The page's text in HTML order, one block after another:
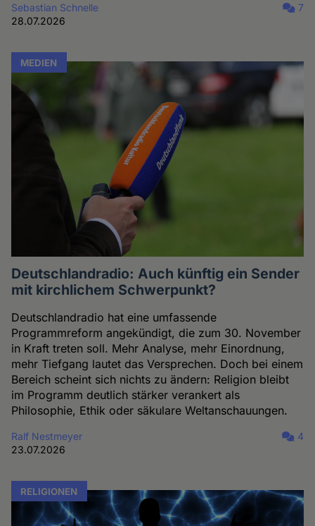
Sebastian Schnelle
28.07.2026
7
MEDIEN
Deutschlandradio: Auch künftig ein Sender
mit kirchlichem Schwerpunkt?
Deutschlandradio hat eine umfassende
Programmreform angekündigt, die zum 30. November
in Kraft treten soll. Mehr Analyse, mehr Einordnung,
mehr Tiefgang lautet das Versprechen. Doch bei einem
Bereich scheint sich nichts zu ändern: Religion bleibt
im Programm deutlich stärker verankert als
Philosophie, Ethik oder säkulare Weltanschauungen.
Ralf Nestmeyer
23.07.2026
4
RELIGIONEN